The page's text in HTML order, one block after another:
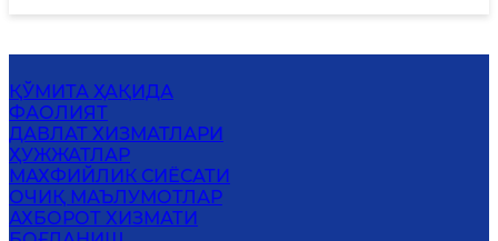
ҚЎМИТА ҲАҚИДА
ФАОЛИЯТ
ДАВЛАТ ХИЗМАТЛАРИ
ҲУЖЖАТЛАР
МАХФИЙЛИК СИЁСАТИ
ОЧИҚ МАЪЛУМОТЛАР
АХБОРОТ ХИЗМАТИ